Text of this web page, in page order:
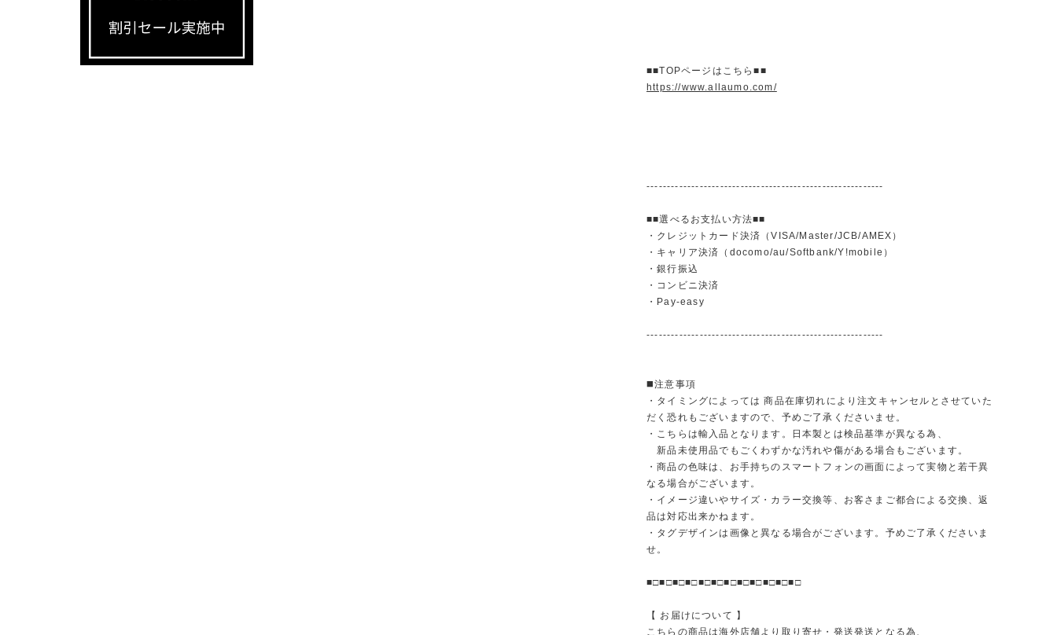
■■TOPページはこちら■■
https://www.allaumo.com/
----------------------------------------------------------
■■選べるお支払い方法■■
・クレジットカード決済（VISA/Master/JCB/AMEX）
・キャリア決済（docomo/au/Softbank/Y!mobile）
・銀行振込
・コンビニ決済
・Pay-easy
----------------------------------------------------------
◼️注意事項
・タイミングによっては 商品在庫切れにより注文キャンセルとさせていた
だく恐れもございますので、予めご了承くださいませ。
・こちらは輸入品となります。日本製とは検品基準が異なる為、
新品未使用品でもごくわずかな汚れや傷がある場合もございます。
・商品の色味は、お手持ちのスマートフォンの画面によって実物と若干異
なる場合がございます。
・イメージ違いやサイズ・カラー交換等、お客さまご都合による交換、返
品は対応出来かねます。
・タグデザインは画像と異なる場合がございます。予めご了承くださいま
せ。
■□■□■□■□■□■□■□■□■□■□■□■□
【 お届けについて 】
こちらの商品は海外店舗より取り寄せ・発送発送となる為、